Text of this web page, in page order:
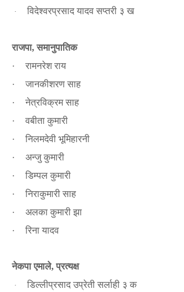
· विदेश्वरप्रसाद यादव सप्तरी ३ ख
राजपा,समानुपातिक
· रामनरेश राय
· जानकीशरण साह
· नेत्रविक्रम साह
· वबीता कुमारी
· निलमदेवी भूमिहारनी
· अन्जु कुमारी
· डिम्पल कुमारी
· निराकुमारी साह
· अलका कुमारी झा
· रिना यादव
नेकपा एमाले,प्रत्यक्ष
· डिल्लीप्रसाद उप्रेती सर्लाही ३ क